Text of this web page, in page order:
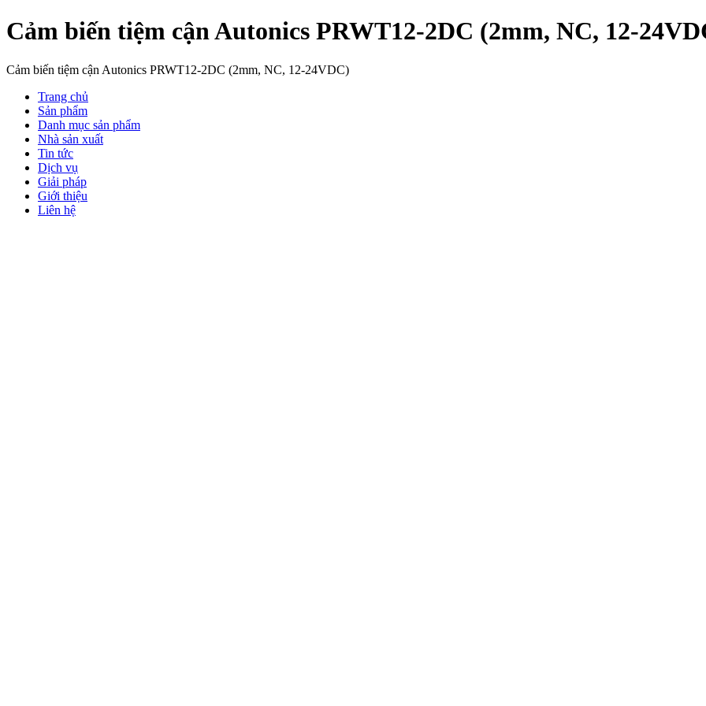
Cảm biến tiệm cận Autonics PRWT12-2DC (2mm, NC, 12-
Cảm biến tiệm cận Autonics PRWT12-2DC (2mm, NC, 12-24VDC)
Trang chủ
Sản phẩm
Danh mục sản phẩm
Nhà sản xuất
Tin tức
Dịch vụ
Giải pháp
Giới thiệu
Liên hệ